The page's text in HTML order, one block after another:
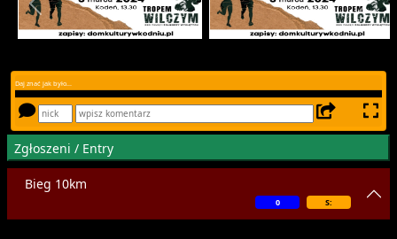
Daj znać jak było...
Zgłoszeni / Entry
Bieg 10km
S:
0